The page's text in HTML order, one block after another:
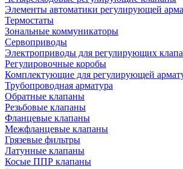
Элементы автоматики регулирующей
Термостаты
Зональные коммуникаторы
Сервоприводы
Электроприводы для регулирующих
Регулировочные коробы
Комплектующие для регулирующей
Трубопроводная арматура
Обратные клапаны
Резьбовые клапаны
Фланцевые клапаны
Межфланцевые клапаны
Грязевые фильтры
Латунные клапаны
Косые ППР клапаны